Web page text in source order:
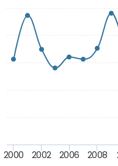
2000 2002 2006 2008